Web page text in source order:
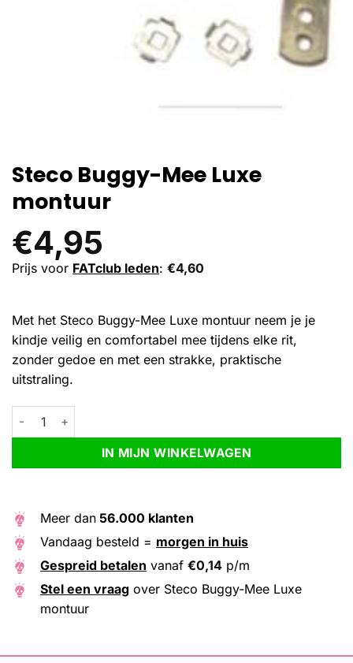
Steco Buggy-Mee Luxe
montuur
€4,95
Prijs voor FATclub leden: €4,60
Met het Steco Buggy-Mee Luxe montuur neem je je
kindje veilig en comfortabel mee tijdens elke rit,
zonder gedoe en met een strakke, praktische
uitstraling.
Steco Buggy-Mee Luxe montuur aantal
IN MIJN WINKELWAGEN
Alternative:
Meer dan 56.000 klanten
Vandaag besteld = morgen in huis
Gespreid betalen vanaf €0,14 p/m
Stel een vraag over Steco Buggy-Mee Luxe
montuur